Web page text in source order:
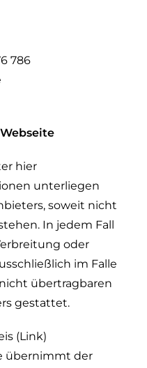
786
hier
unterliegen
soweit nicht
In jedem Fall
oder
im Falle
übertragbaren
gestattet.
(Link)
übernimmt der